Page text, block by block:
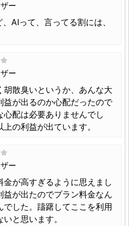
ー
AIって、言ってる割には、
ー
胡散臭いというか、あんな大
益が出るのか心配だったので
配は必要ありませんでし
の利益が出ています。
ー
が高すぎるように思えまし
益が出たのでプラン料金なん
でした。躊躇してここを利用
と思います。